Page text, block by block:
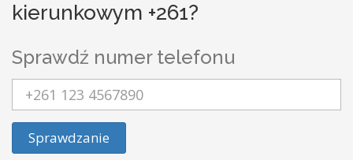
kierunkowym +261?
Sprawdź numer telefonu
Sprawdzanie